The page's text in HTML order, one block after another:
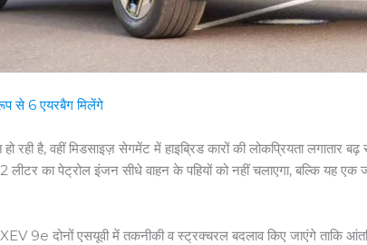
से 6 एयरबैग मिलेंगे
रही है, वहीं मिडसाइज़ सेगमेंट में हाइब्रिड कारों की लोकप्रियता लगातार
का पेट्रोल इंजन सीधे वाहन के पहियों को नहीं चलाएगा, बल्कि यह
9e दोनों एसयूवी में तकनीकी व स्ट्रक्चरल बदलाव किए जाएंगे ताकि